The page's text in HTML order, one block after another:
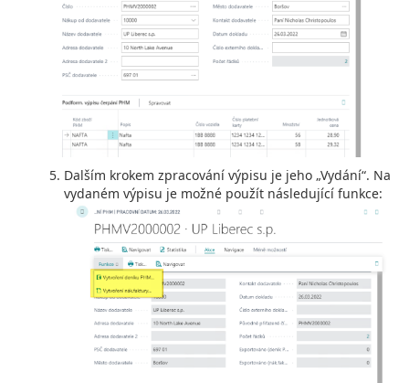
Dalším krokem zpracování výpisu je jeho „Vydání“. Na
vydaném výpisu je možné použít následující funkce: